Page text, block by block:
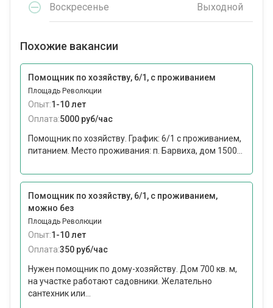
Воскресенье Выходной
Похожие вакансии
Помощник по хозяйству, 6/1, с проживанием
Площадь Революции
Опыт:1-10 лет
Оплата:5000 руб/час
Помощник по хозяйству. График: 6/1 с проживанием,
питанием. Место проживания: п. Барвиха, дом 1500...
Помощник по хозяйству, 6/1, с проживанием,
можно без
Площадь Революции
Опыт:1-10 лет
Оплата:350 руб/час
Нужен помощник по дому-хозяйству. Дом 700 кв. м,
на участке работают садовники. Желательно
сантехник или...